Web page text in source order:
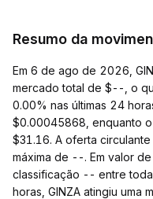
Resumo da
Em 6 de ago de 2026,
mercado total de $--, o
0.00% nas últimas 24
$0.00045868, enquanto
$31.16. A oferta
máxima de --. Em valor
classificação -- entre
horas, GINZA atingiu uma